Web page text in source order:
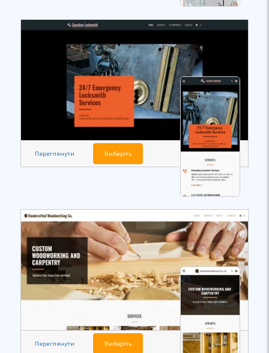
Переглянути Виберіть
Переглянути Виберіть